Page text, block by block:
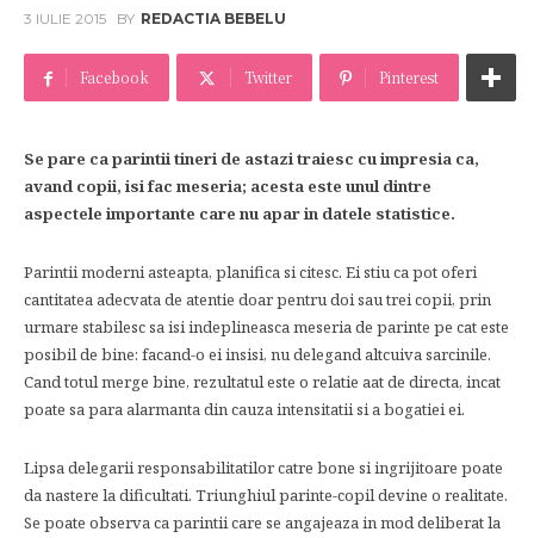
3 IULIE 2015 BY REDACTIA BEBELU
Facebook Twitter Pinterest
Se pare ca parintii tineri de astazi traiesc cu impresia ca,
avand copii, isi fac meseria; acesta este unul dintre
aspectele importante care nu apar in datele statistice.
Parintii moderni asteapta, planifica si citesc. Ei stiu ca pot oferi
cantitatea adecvata de atentie doar pentru doi sau trei copii, prin
urmare stabilesc sa isi indeplineasca meseria de parinte pe cat este
posibil de bine: facand-o ei insisi, nu delegand altcuiva sarcinile.
Cand totul merge bine, rezultatul este o relatie aat de directa, incat
poate sa para alarmanta din cauza intensitatii si a bogatiei ei.
Lipsa delegarii responsabilitatilor catre bone si ingrijitoare poate
da nastere la dificultati. Triunghiul parinte-copil devine o realitate.
Se poate observa ca parintii care se angajeaza in mod deliberat la